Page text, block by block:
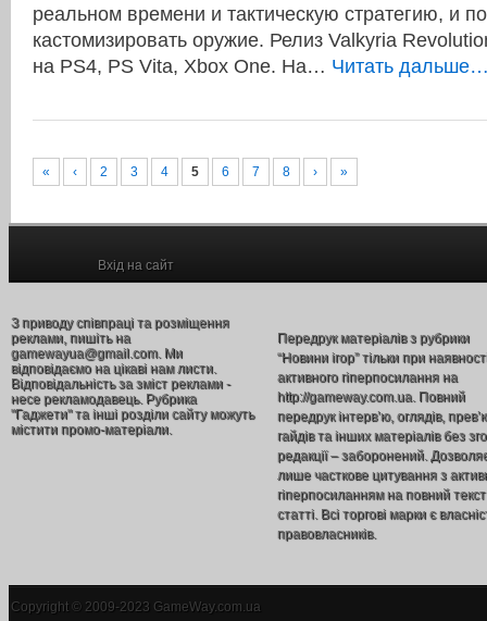
реальном времени и тактическую стратегию, и
кастомизировать оружие. Релиз Valkyria
на PS4, PS Vita, Xbox One. На… Читать
« ‹ 2 3 4 5 6 7 8 › »
Вхід на сайт
З приводу співпраці та розміщення
реклами, пишіть на
gamewayua@gmail.com. Ми
відповідаємо на цікаві нам листи.
Відповідальність за зміст реклами -
несе рекламодавець. Рубрика
"Гаджети" та інші розділи сайту можуть
містити промо-матеріали.
Передрук матеріалів з рубрики
“Новини ігор” тільки при
активного гіперпосилання на
http://gameway.com.ua. Повний
передрук інтерв’ю, оглядів,
гайдів та інших матеріалів без
редакції – заборонений.
лише часткове цитування з
гіперпосиланням на повний текст
статті. Всі торгові марки є
правовласників.
Copyright © 2009-2023 GameWay.com.ua